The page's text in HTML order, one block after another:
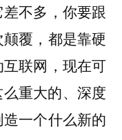
不多，你要跟
覆，都是靠硬
联网，现在可
重大的、深度
一个什么新的